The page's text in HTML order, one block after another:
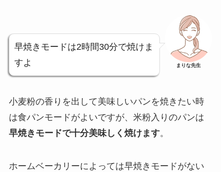
早焼きモードは2時間30分で焼けま
すよ
まりな先生
小麦粉の香りを出して美味しいパンを焼きたい時
は食パンモードがよいですが、米粉入りのパンは
早焼きモードで十分美味しく焼けます。
ホームベーカリーによっては早焼きモードがない